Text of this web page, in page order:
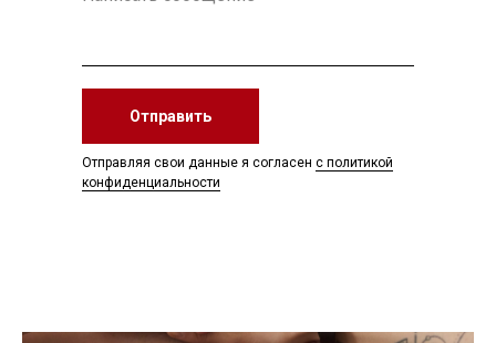
Отправить
Отправляя свои данные я согласен с политикой
конфиденциальности